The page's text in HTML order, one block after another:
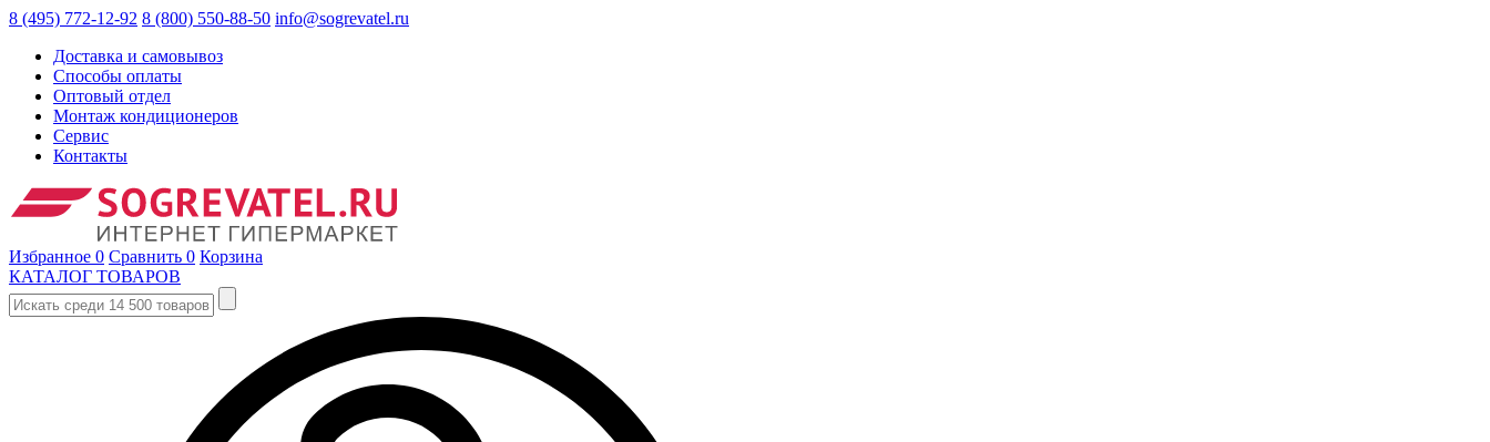
8 (495) 772-12-92 8 (800) 550-88-50 info@sogrevatel.ru
Доставка и самовывоз
Способы оплаты
Оптовый отдел
Монтаж кондиционеров
Сервис
Контакты
Избранное 0 Сравнить 0 Корзина
КАТАЛОГ ТОВАРОВ